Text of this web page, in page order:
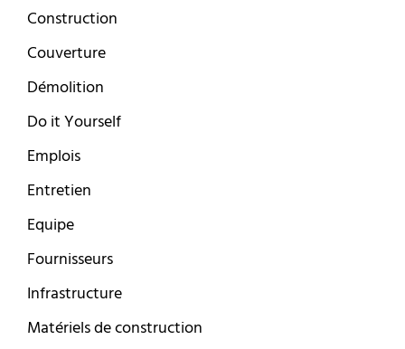
Construction
Couverture
Démolition
Do it Yourself
Emplois
Entretien
Equipe
Fournisseurs
Infrastructure
Matériels de construction